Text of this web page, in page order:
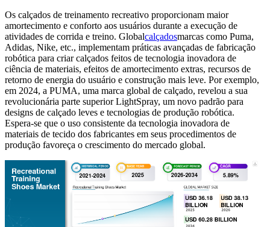
Os calçados de treinamento recreativo proporcionam maior
amortecimento e conforto aos usuários durante a execução de
atividades de corrida e treino. Globalcalçadosmarcas como Puma,
Adidas, Nike, etc., implementam práticas avançadas de fabricação
robótica para criar calçados feitos de tecnologia inovadora de
ciência de materiais, efeitos de amortecimento extras, recursos de
retorno de energia do usuário e construção mais leve. Por exemplo,
em 2024, a PUMA, uma marca global de calçado, revelou a sua
revolucionária parte superior LightSpray, um novo padrão para
designs de calçado leves e tecnologias de produção robótica.
Espera-se que o uso consistente da tecnologia inovadora de
materiais de tecido dos fabricantes em seus procedimentos de
produção favoreça o crescimento do mercado global.